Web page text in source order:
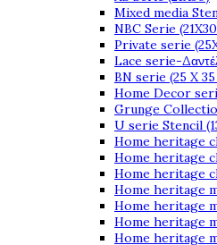
Mixed media
NBC Serie
Private serie
Lace serie-
BN serie (25 X
Home Decor
Grunge
U serie Stencil
Home heritage
Home heritage
Home heritage
Home heritage
Home heritage
Home heritage
Home heritage